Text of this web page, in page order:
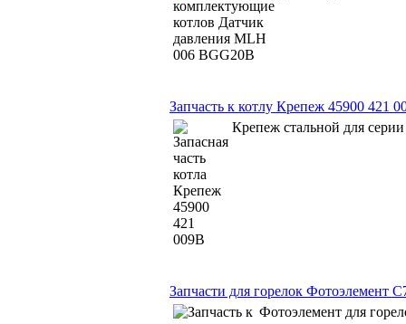
Запчасть к котлу Крепеж 45900 421
Крепеж стальной для
Запчасти для горелок Фотоэлемент
Фотоэлемент для